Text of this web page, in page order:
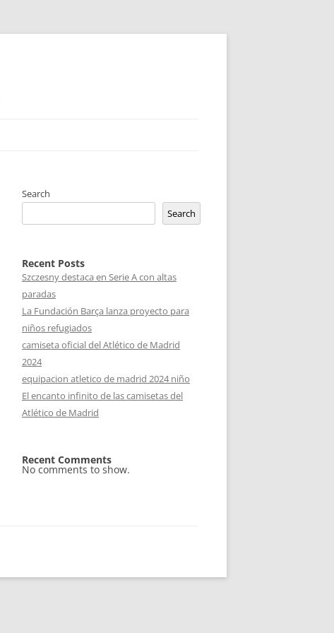
Search
Search
Recent Posts
Szczesny destaca en Serie A con altas
paradas
La Fundación Barça lanza proyecto para
niños refugiados
camiseta oficial del Atlético de Madrid
2024
equipacion atletico de madrid 2024 niño
El encanto infinito de las camisetas del
Atlético de Madrid
Recent Comments
No comments to show.